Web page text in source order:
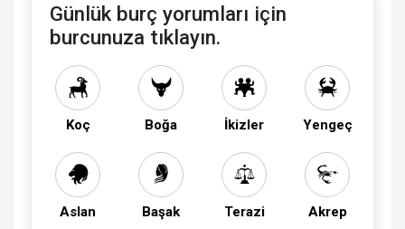
Günlük burç yorumları için
burcunuza tıklayın.
Koç Boğa İkizler Yengeç
Aslan Başak Terazi Akrep